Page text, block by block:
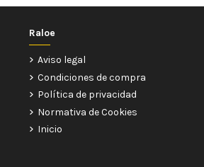
Raloe
Aviso legal
Condiciones de compra
Política de privacidad
Normativa de Cookies
Inicio